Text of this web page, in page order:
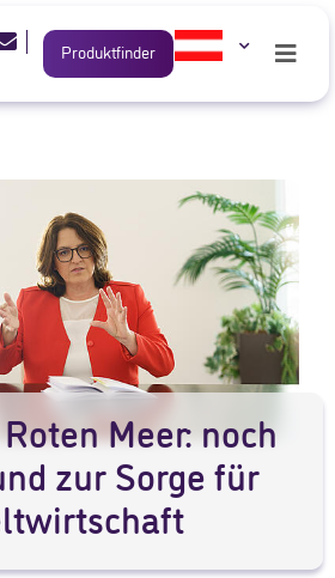
Produktfinder
Meer: noch
zur Sorge für